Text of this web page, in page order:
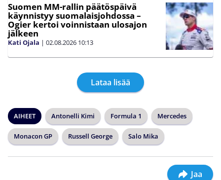
Suomen MM-rallin päätöspäivä
käynnistyy suomalaisjohdossa –
Ogier kertoi voinnistaan ulosajon
jälkeen
Kati Ojala | 02.08.2026 10:13
Lataa lisää
AIHEET Antonelli Kimi Formula 1 Mercedes
Monacon GP Russell George Salo Mika
Jaa